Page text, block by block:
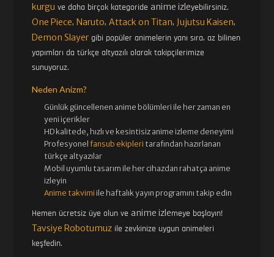
1. SEZON 45. BÖLÜM 1. SEZON 46. BÖLÜM
1. SEZON 47. BÖLÜM 1. SEZON 48. BÖLÜM
1. SEZON 49. BÖLÜM 1. SEZON 50. BÖLÜM
1. SEZON 51. BÖLÜM 1. SEZON 52. BÖLÜM
1. SEZON 53. BÖLÜM 1. SEZON 54. BÖLÜM
1. SEZON 55. BÖLÜM 1. SEZON 56. BÖLÜM
kurgu ve daha birçok kategoride anime izleyebilirsiniz.
One Piece, Naruto,Attack on Titan, Jujutsu Kaisen,
Demon Slayer gibi popüler animelerin yanı sıra, az bilinen
yapımları da türkçe altyazılı olarak takipçilerimize
sunuyoruz.
Neden Anizm?
Günlük güncellenen anime bölümleri ile her zaman en
yeni içerikler
HD kalitede, hızlı ve kesintisiz anime izleme deneyimi
Profesyonelfansub ekipleri tarafından hazırlanan
türkçe altyazılar
Mobil uyumlu tasarım ile her cihazdan rahatça anime
izleyin
Anime takvimi ile haftalık yayın programını takip edin
Hemen ücretsiz üye olun ve anime izlemeye başlayın!
Tavsiye Robotumuz ile zevkinize uygun animeleri
keşfedin.